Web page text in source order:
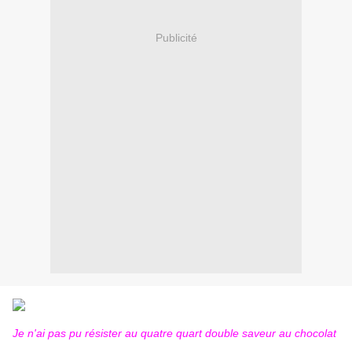
Publicité
Je n'ai pas pu résister au quatre quart double saveur au chocolat